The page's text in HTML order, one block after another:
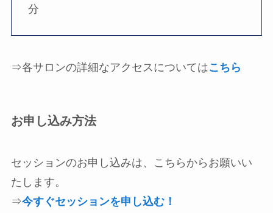
分
⇒各サロンの詳細なアクセスについてはこちら
お申し込み方法
セッションのお申し込みは、こちらからお願いい
たします。
⇒今すぐセッションを申し込む！